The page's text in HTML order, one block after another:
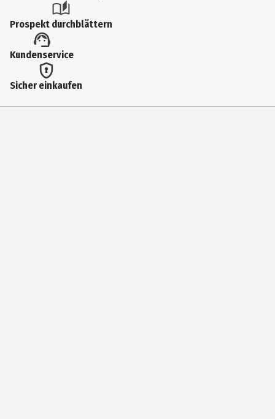
Prospekt durchblättern
Kundenservice
Sicher einkaufen